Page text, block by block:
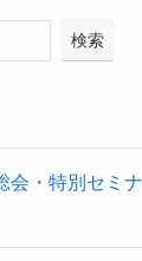
検索
会・特別セミ